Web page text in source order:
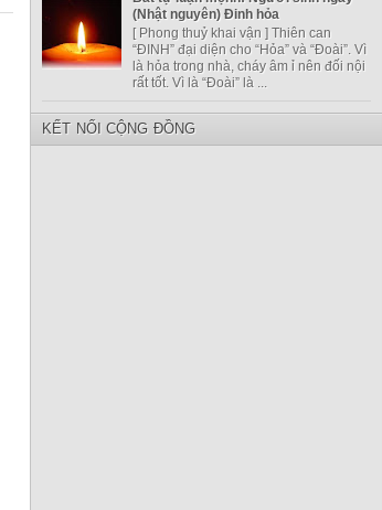
(Nhật nguyên) Đinh hỏa
[ Phong thuỷ khai vận ] Thiên can
“ĐINH” đại diện cho “Hỏa” và “Đoài”. Vì
là hỏa trong nhà, cháy âm ỉ nên đối nội
rất tốt. Vì là “Đoài” là ...
KẾT NỐI CỘNG ĐỒNG